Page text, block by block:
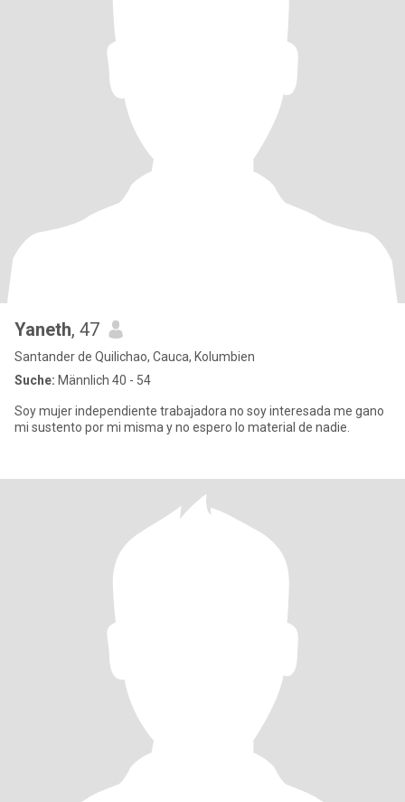
Yaneth, 47
Santander de Quilichao, Cauca, Kolumbien
Suche: Männlich 40 - 54
Soy mujer independiente trabajadora no soy interesada me gano
mi sustento por mi misma y no espero lo material de nadie.